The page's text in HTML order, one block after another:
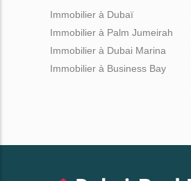
Immobilier à Dubaï
Immobilier à Palm Jumeirah
Immobilier à Dubai Marina
Immobilier à Business Bay